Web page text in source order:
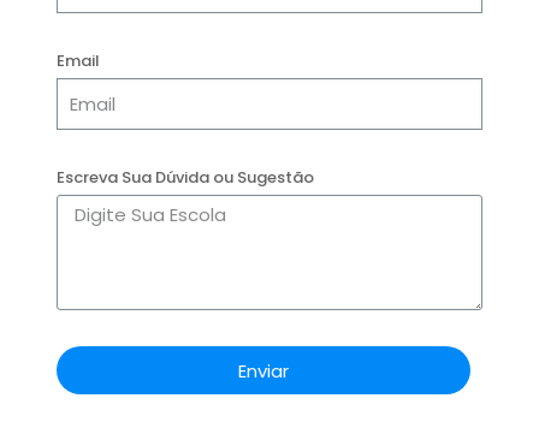
Email
Escreva Sua Dúvida ou Sugestão
Enviar